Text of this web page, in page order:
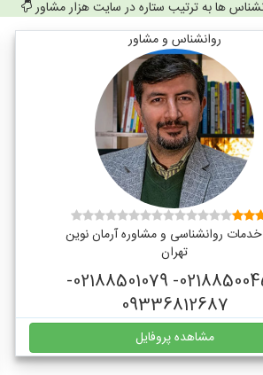
ها به ترتیب ستاره در سایت هزار مشاور
روانشناس و مشاور
خدمات روانشناسی و مشاوره آرمان نوین
تهران
02188500457- 02188501079-
09336812687
مشاهده پروفایل